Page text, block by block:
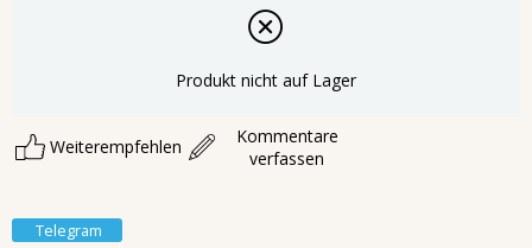
Produkt nicht auf Lager
Weiterempfehlen
Kommentare
verfassen
Telegram